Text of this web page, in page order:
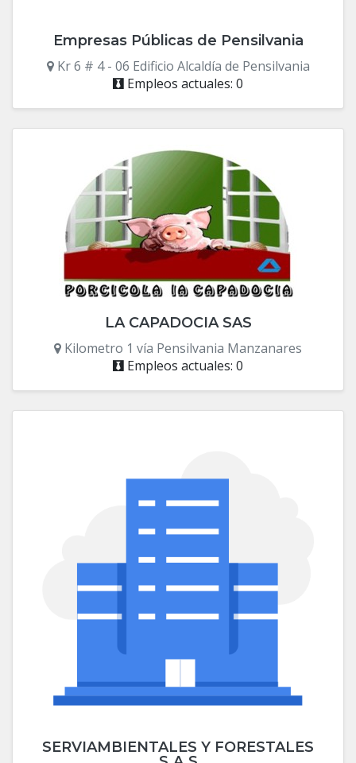
Empresas Públicas de Pensilvania
Kr 6 # 4 - 06 Edificio Alcaldía de Pensilvania
Empleos actuales: 0
LA CAPADOCIA SAS
Kilometro 1 vía Pensilvania Manzanares
Empleos actuales: 0
SERVIAMBIENTALES Y FORESTALES